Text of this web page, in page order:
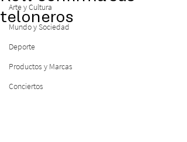
Arte y Cultura
Mundo y Sociedad
Deporte
Productos y Marcas
Conciertos
teloneros